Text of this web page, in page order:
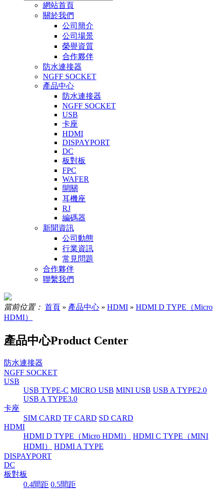
網站首頁
關於我們
公司簡介
公司場景
榮譽資質
合作夥伴
防水連接器
NGFF SOCKET
產品中心
防水連接器
NGFF SOCKET
USB
卡座
HDMI
DISPAYPORT
DC
板對板
FPC
WAFER
開關
耳機座
RJ
編碼器
新聞資訊
公司動態
行業資訊
常見問題
合作夥伴
聯繫我們
當前位置： 首頁 » 產品中心 » HDMI » HDMI D TYPE（Micro
HDMI）
產品中心Product Center
防水連接器
NGFF SOCKET
USB
USB TYPE-C MICRO USB MINI USB USB A TYPE2.0
USB A TYPE3.0
卡座
SIM CARD TF CARD SD CARD
HDMI
HDMI D TYPE（Micro HDMI）
HDMI C TYPE（MINI
HDMI）
HDMI A TYPE
DISPAYPORT
DC
板對板
0.4間距 0.5間距